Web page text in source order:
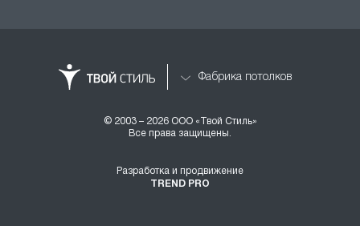
Фабрика потолков
© 2003 – 2026 ООО «Твой Стиль»
Все права защищены.
Разработка и продвижение
TREND PRO